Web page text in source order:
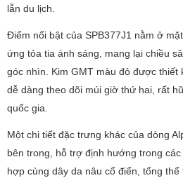
lẫn du lịch.
Điểm nổi bật của SPB377J1 nằm ở
ứng tỏa tia ánh sáng, mang lại chiều
góc nhìn. Kim GMT màu đỏ được thiết
dễ dàng theo dõi múi giờ thứ hai, rất
quốc gia.
Một chi tiết đặc trưng khác của dòng
bên trong, hỗ trợ định hướng trong
hợp cùng dây da nâu cổ điển, tổng